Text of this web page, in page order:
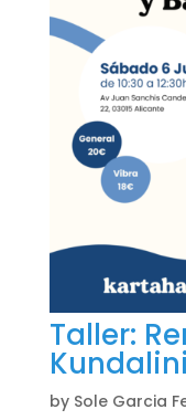
Taller:
by Sole Garcia